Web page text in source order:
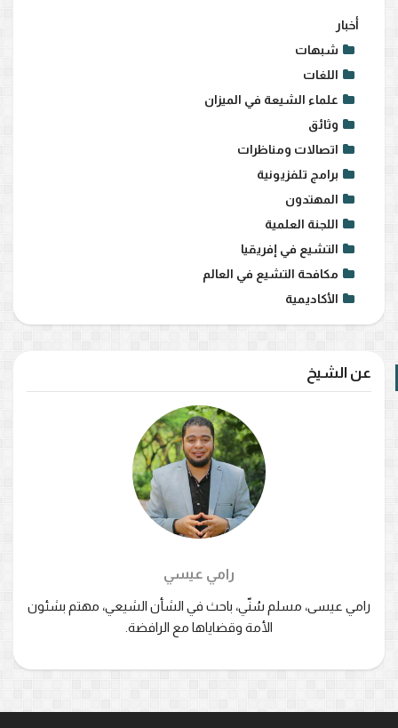
أخبار
شبهات
اللغات
علماء الشيعة في الميزان
وثائق
اتصالات ومناظرات
برامج تلفزيونية
المهتدون
اللجنة العلمية
التشيع في إفريقيا
مكافحة التشيع في العالم
الأكاديمية
عن الشيخ
رامي عيسي
رامي عيسى، مسلم سُنّي، باحث في الشأن الشيعي، مهتم بشئون
الأمة وقضاياها مع الرافضة.